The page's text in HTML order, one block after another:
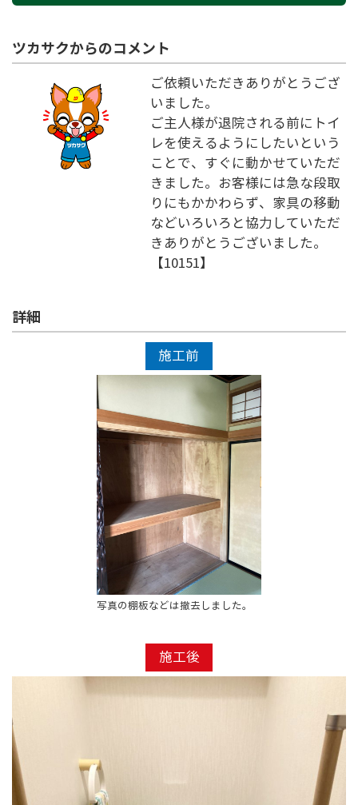
ツカサクからのコメント
ご依頼いただきありがとうござ
いました。
ご主人様が退院される前にトイ
レを使えるようにしたいという
ことで、すぐに動かせていただ
きました。お客様には急な段取
りにもかかわらず、家具の移動
などいろいろと協力していただ
きありがとうございました。
【10151】
詳細
施工前
写真の棚板などは撤去しました。
施工後